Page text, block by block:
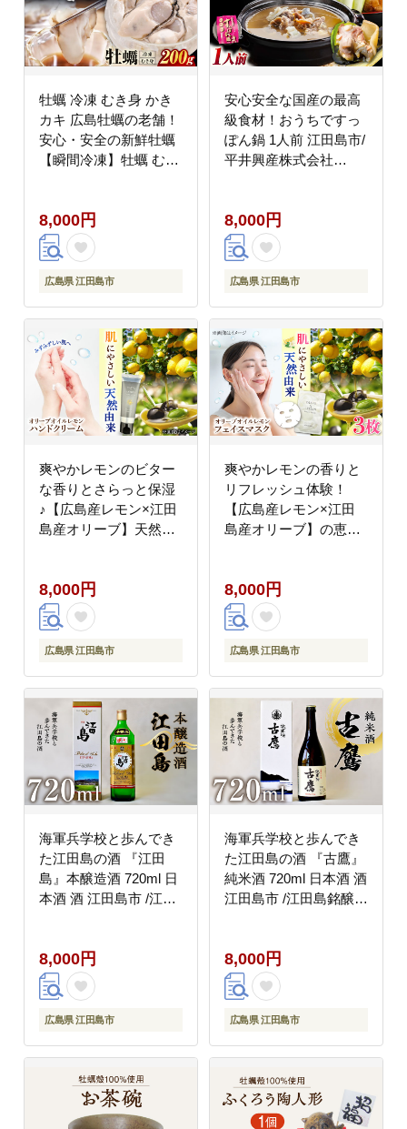
牡蠣 冷凍 むき身 かき
カキ 広島牡蠣の老舗！
安心・安全の新鮮牡蠣
【瞬間冷凍】牡蠣 むき
田島市/株式会社かなわ
[XBP051] 牡蠣
8,000円
広島県 江田島市
安心安全な国産の最高
級食材！おうちですっ
ぽん鍋 1人前 江田島市/
平井興産株式会社
8,000円
広島県 江田島市
爽やかレモンのビター
な香りとさらっと保湿
♪【広島産レモン×江田
島産オリーブ】天然由
クリーム ハンドケア ギ
フト 日用品 保湿 クリ
ーム 江田島市/平井興
産 [XAC020]
8,000円
広島県 江田島市
爽やかレモンの香りと
リフレッシュ体験！
【広島産レモン×江田
島産オリーブ】の恵み
ェイスシート スキンケ
ア ギフト 日用品 江田
島市/平井興産
[XAC021]
8,000円
広島県 江田島市
海軍兵学校と歩んでき
た江田島の酒 『江田
島』本醸造酒 720ml 日
本酒 酒 江田島市 /江田
8,000円
広島県 江田島市
海軍兵学校と歩んでき
た江田島の酒 『古鷹』
純米酒 720ml 日本酒 酒
江田島市 /江田島銘醸
8,000円
広島県 江田島市